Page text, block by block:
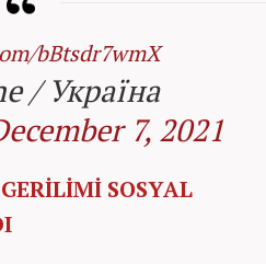
bBtsdr7wmX
/ Україна
7, 2021
SOSYAL